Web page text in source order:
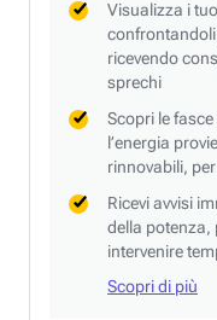
Visualizza i
confrontandoli
ricevendo
sprechi
Scopri le
l’energia
rinnovabili,
Ricevi avvisi
della potenza,
intervenire
Scopri di più